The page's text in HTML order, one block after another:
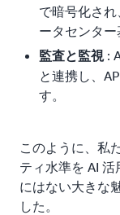
で暗号化さ
ータセンター
監査と監視 :
と連携し、
す。
このように、私
ティ水準を AI
にはない大きな
した。